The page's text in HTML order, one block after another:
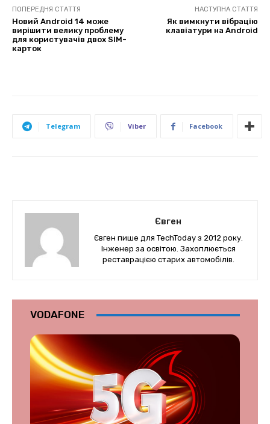
ПОПЕРЕДНЯ СТАТТЯ
Новий Android 14 може
вирішити велику проблему
для користувачів двох SIM-
карток
НАСТУПНА СТАТТЯ
Як вимкнути вібрацію
клавіатури на Android
Telegram Viber Facebook
Євген
Євген пише для TechToday з 2012 року.
Інженер за освітою. Захоплюється
реставрацією старих автомобілів.
VODAFONE